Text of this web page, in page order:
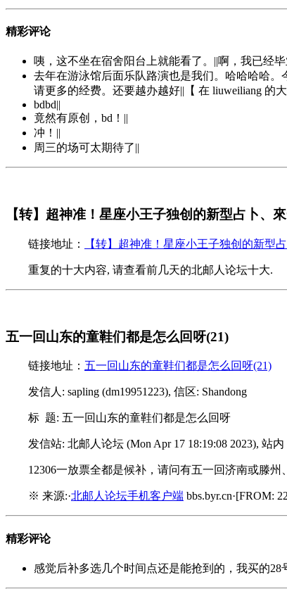
精彩评论
咦，这不坐在宿舍阳台上就能看了。||啊，我已经毕
去年在游泳馆后面乐队路演也是我们。哈哈哈哈
请更多的经费。还要越办越好||【 在 liuweiliang 的
bdbd||
竟然有原创，bd！||
冲！||
周三的场可太期待了||
【转】超神准！星座小王子独创的新型占卜、
链接地址： 【转】超神准！星座小王子独创的新型
重复的十大内容, 请查看前几天的北邮人论坛十大.
五一回山东的童鞋们都是怎么回呀(21)
链接地址： 五一回山东的童鞋们都是怎么回呀(21)
发信人: sapling (dm19951223), 信区: Shandong
标 题: 五一回山东的童鞋们都是怎么回呀
发信站: 北邮人论坛 (Mon Apr 17 18:19:08 2023), 站内
12306一放票全都是候补，请问有五一回济南或滕
※ 来源:·北邮人论坛手机客户端 bbs.byr.cn·[FROM:
精彩评论
感觉后补多选几个时间点还是能抢到的，我买的